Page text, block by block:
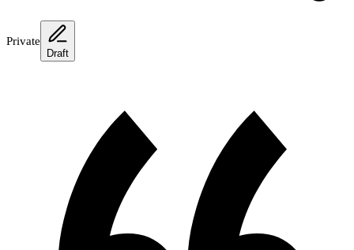
Private
Draft